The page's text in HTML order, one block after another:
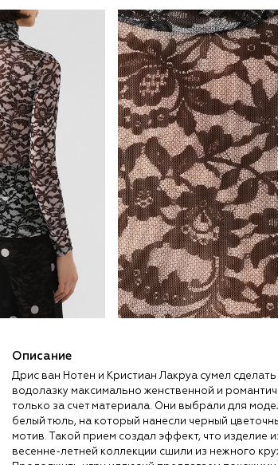
Описание
Дрис ван Нотен и Кристиан Лакруа сумел сделать
водолазку максимально женственной и
только за счет материала. Они выбрали для
белый тюль, на который нанесли черный
мотив. Такой прием создал эффект, что изделие
весенне-летней коллекции сшили из нежного